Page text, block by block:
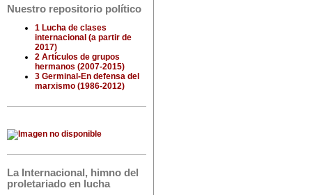
Nuestro repositorio político
1 Lucha de clases
internacional (a partir de
2017)
2 Artículos de grupos
hermanos (2007-2015)
3 Germinal-En defensa del
marxismo (1986-2012)
La Internacional, himno del
proletariado en lucha